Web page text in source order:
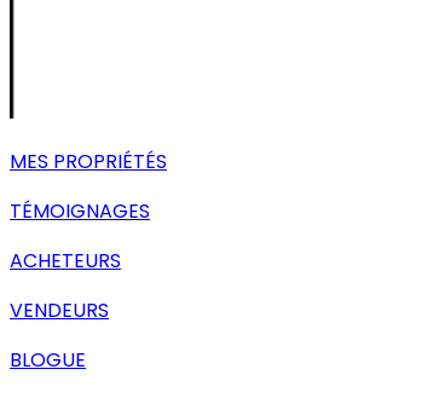
MES PROPRIÉTÉS
TÉMOIGNAGES
ACHETEURS
VENDEURS
BLOGUE